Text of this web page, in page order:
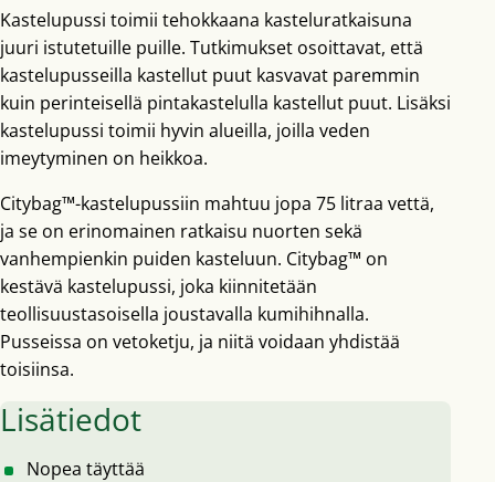
Kastelupussi toimii tehokkaana kasteluratkaisuna
juuri istutetuille puille. Tutkimukset osoittavat, että
kastelupusseilla kastellut puut kasvavat paremmin
kuin perinteisellä pintakastelulla kastellut puut. Lisäksi
kastelupussi toimii hyvin alueilla, joilla veden
imeytyminen on heikkoa.
Citybag™-kastelupussiin mahtuu jopa 75 litraa vettä,
ja se on erinomainen ratkaisu nuorten sekä
vanhempienkin puiden kasteluun. Citybag™ on
kestävä kastelupussi, joka kiinnitetään
teollisuustasoisella joustavalla kumihihnalla.
Pusseissa on vetoketju, ja niitä voidaan yhdistää
toisiinsa.
Lisätiedot
Nopea täyttää